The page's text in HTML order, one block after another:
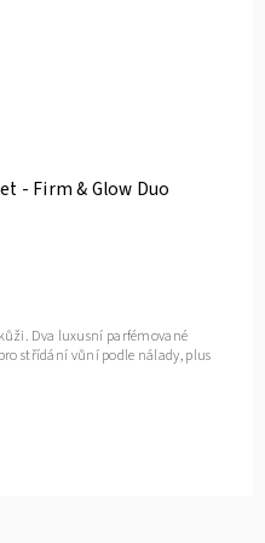
- Firm & Glow Duo
Dva luxusní parfémované
střídání vůní podle nálady, plus